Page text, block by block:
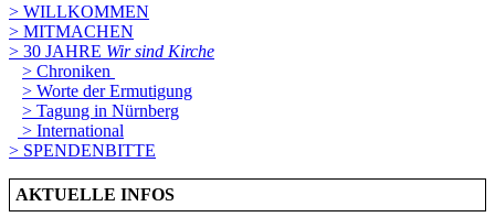
> WILLKOMMEN
> MITMACHEN
> 30 JAHRE Wir sind Kirche
> Chroniken
> Worte der Ermutigung
> Tagung in Nürnberg
> International
> SPENDENBITTE
AKTUELLE INFOS